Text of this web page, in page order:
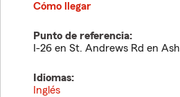
Cómo llegar
Punto de referencia:
I-26 en St. Andrews Rd en
Idiomas:
Inglés